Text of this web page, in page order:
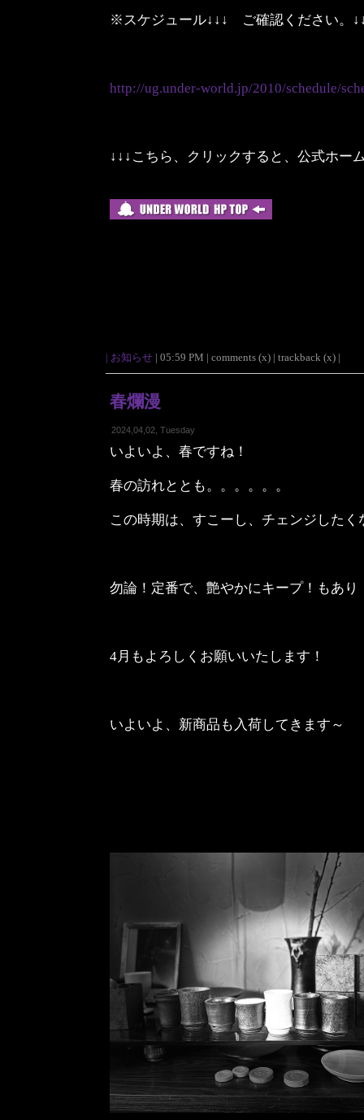
※スケジュール↓↓↓ ご確認ください。
http://ug.under-world.jp/2010/schedule/
↓↓↓こちら、クリックすると、公式ホー
| お知らせ | 05:59 PM | comments (x) | trackback (x) |
春爛漫
2024,04,02, Tuesday
いよいよ、春ですね！
春の訪れととも。。。。。。
この時期は、すこーし、チェンジしたく
勿論！定番で、艶やかにキープ！もあり
4月もよろしくお願いいたします！
いよいよ、新商品も入荷してきます～